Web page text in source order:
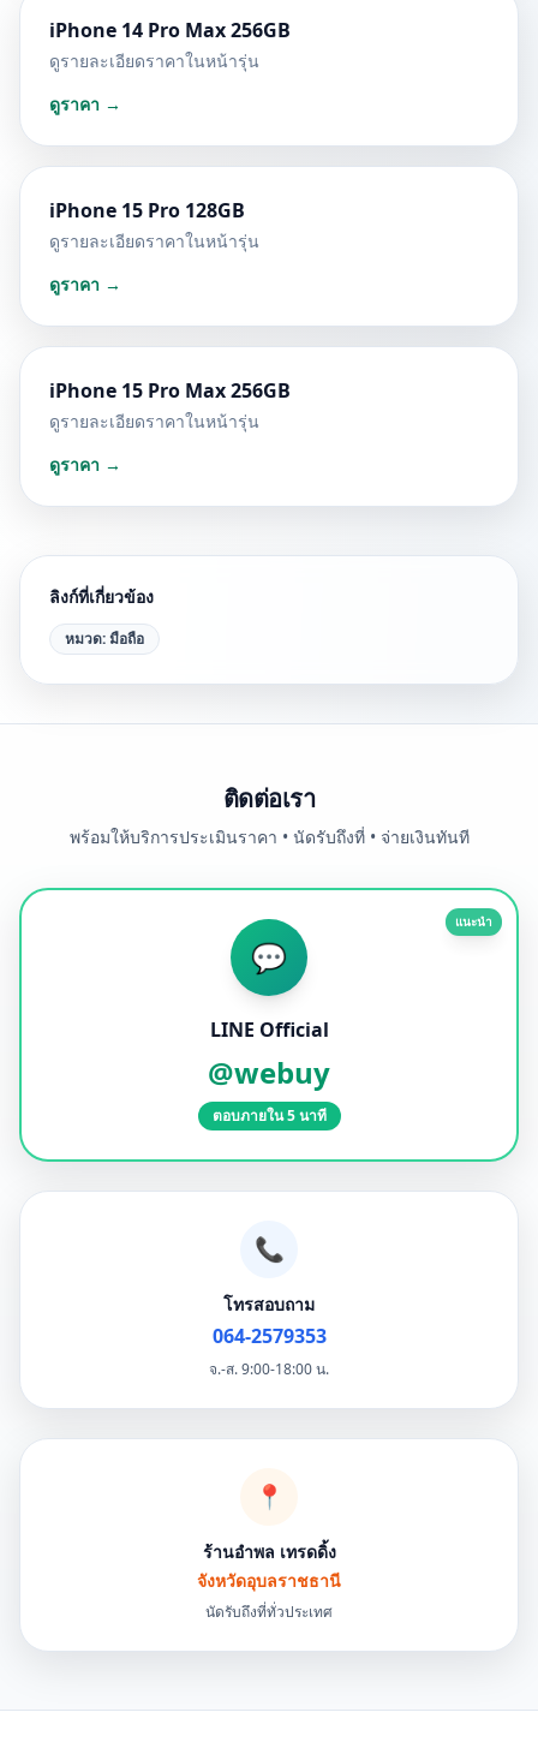
iPhone 14 Pro Max 256GB
ดูรายละเอียดราคาในหน้ารุ่น
ดูราคา →
iPhone 15 Pro 128GB
ดูรายละเอียดราคาในหน้ารุ่น
ดูราคา →
iPhone 15 Pro Max 256GB
ดูรายละเอียดราคาในหน้ารุ่น
ดูราคา →
ลิงก์ที่เกี่ยวข้อง
หมวด:มือถือ
ติดต่อเรา
พร้อมให้บริการประเมินราคา • นัดรับถึงที่ • จ่ายเงินทันที
แนะนำ
💬
LINE Official
@webuy
ตอบภายใน 5 นาที
📞
โทรสอบถาม
064-2579353
จ.-ส. 9:00-18:00 น.
📍
ร้านอำพล เทรดดิ้ง
จังหวัดอุบลราชธานี
นัดรับถึงที่ทั่วประเทศ